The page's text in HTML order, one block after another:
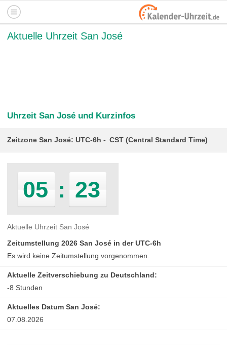
Aktuelle Uhrzeit San José
Uhrzeit San José und Kurzinfos
Zeitzone San José: UTC-6h CST (Central Standard Time)
05 : 23
Aktuelle Uhrzeit San José
Zeitumstellung 2026 San José in der UTC-6h
Es wird keine Zeitumstellung vorgenommen.
Aktuelle Zeitverschiebung zu Deutschland:
-8 Stunden
Aktuelles Datum San José:
07.08.2026